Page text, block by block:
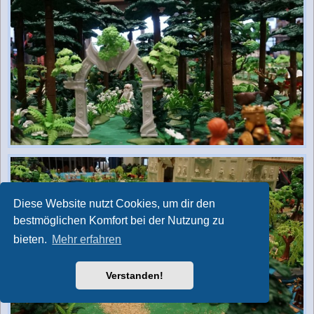
Diese Website nutzt Cookies, um dir den
bestmöglichen Komfort bei der Nutzung zu
bieten. Mehr erfahren
Verstanden!